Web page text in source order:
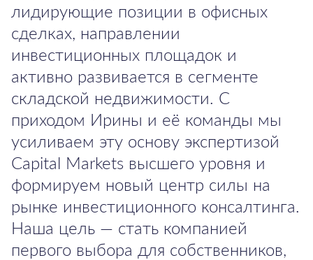
лидирующие позиции в офисных
сделках, направлении
инвестиционных площадок и
активно развивается в сегменте
складской недвижимости. С
приходом Ирины и её команды мы
усиливаем эту основу экспертизой
Capital Markets высшего уровня и
формируем новый центр силы на
рынке инвестиционного консалтинга.
Наша цель — стать компанией
первого выбора для собственников,